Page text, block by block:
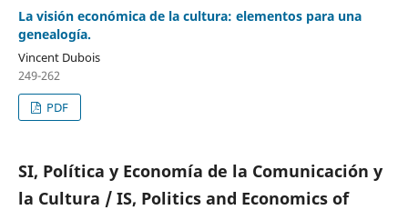
La visión económica de la cultura: elementos para una
genealogía.
Vincent Dubois
249-262
PDF
SI, Política y Economía de la Comunicación y
la Cultura / IS, Politics and Economics of